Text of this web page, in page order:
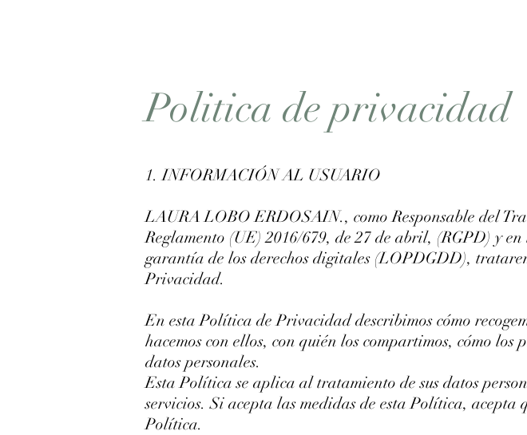
Politica de privacidad
1. INFORMACIÓN AL USUARIO
LAURA LOBO ERDOSAIN., como Responsable del
Reglamento (UE) 2016/679, de 27 de abril, (RGPD) y
garantía de los derechos digitales (LOPDGDD),
Privacidad.
En esta Política de Privacidad describimos cómo
hacemos con ellos, con quién los compartimos, cómo los
datos personales.
Esta Política se aplica al tratamiento de sus datos
servicios. Si acepta las medidas de esta Política, acepta
Política.